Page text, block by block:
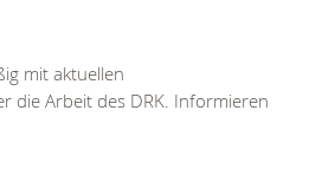
mit aktuellen
die Arbeit des DRK. Informieren